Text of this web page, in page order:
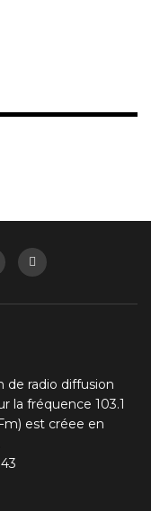
de radio diffusion
la fréquence 103.1
est créee en